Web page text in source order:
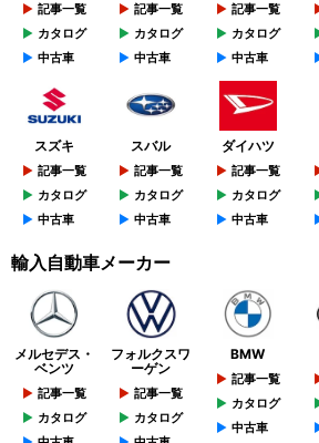
記事一覧
カタログ
中古車
記事一覧
カタログ
中古車
記事一覧
カタログ
中古車
スズキ
記事一覧
カタログ
中古車
スバル
記事一覧
カタログ
中古車
ダイハツ
記事一覧
カタログ
中古車
輸入自動車メーカー
メルセデス・
ベンツ
記事一覧
カタログ
フォルクスワ
ーゲン
記事一覧
カタログ
BMW
記事一覧
カタログ
中古車